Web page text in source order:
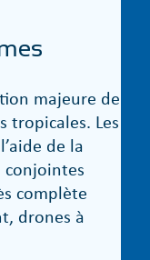
majeure de
tropicales. Les
de la
conjointes
complète
drones à